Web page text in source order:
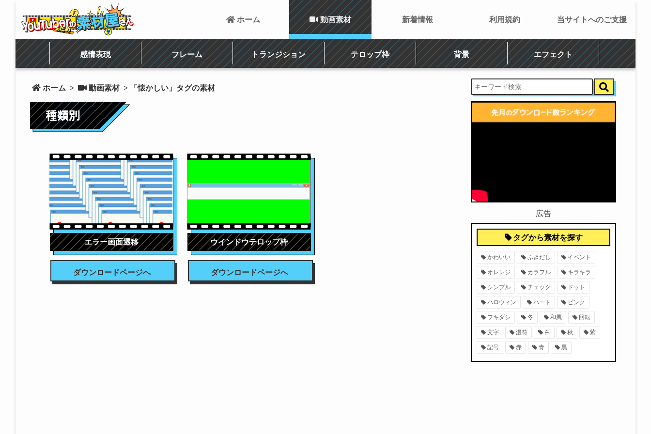
 ホーム  動画素材
感情表現 フレーム トランジション テロップ枠 背景 エフェクト
新着情報 利用規約 当サイトへのご支援
 ホーム >  動画素材 > 「懐かしい」タグの素材
エラー画面遷移
ダウンロードページへ
ウインドウテロップ枠
ダウンロードページへ
広告
タグから素材を探す
かわいい ふきだし イベント
オレンジ カラフル キラキラ
シンプル チェック ドット
ハロウィン ハート ピンク
フキダシ 冬 和風 回転
文字 漫符 白 秋 紫
記号 赤 青 黒